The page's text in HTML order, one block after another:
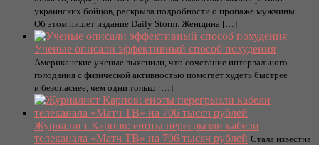
украинских бойцов, раскрыла подробности о пропаже мужчины.
Об этом пишет издание Daily Storm. Женщина […]
Ученые описали эффективный способ похудения
Американские ученые выяснили, что сочетание интервального
голодания с физической активностью помогает худеть быстрее
и безопаснее, чем одни только […]
Журналист Карпов: еноты перегрызли кабели
телеканала «Матч ТВ» на 706 тысяч рублей Стала известна